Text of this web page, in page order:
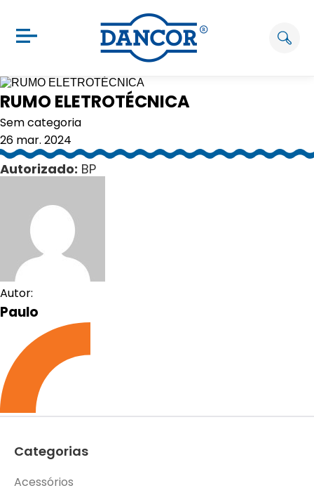
RUMO ELETROTÉCNICA
Sem categoria
26 mar. 2024
Autorizado: BP
Autor:
Paulo
Categorias
Acessórios